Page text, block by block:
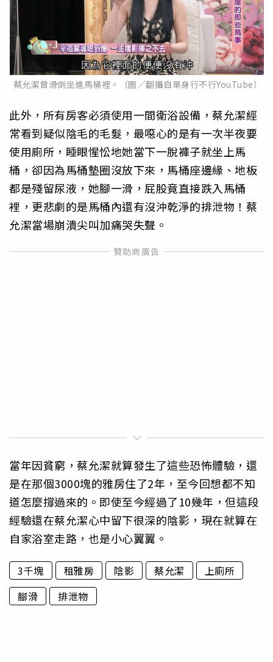
蔡允潔曾滑倒坐進馬桶裡。（圖／翻攝自單身行不行YouTube）
此外，所有房客必須使用一間衛浴設備，蔡允潔經
常看到疑似陰毛的毛髮，最噁心的是有一次半夜要
使用廁所，睡眼惺忪地她當下一脫褲子就坐上馬
桶，卻因為馬桶墊圈沒放下來，馬桶座邊緣、地板
都是殘留尿液，她腳一滑，屁股竟直接跌入馬桶
裡，更悲劇的是馬桶內還有沒沖乾淨的排泄物！蔡
允潔當場崩潰尖叫加痛哭失聲。
當年因貧窮，蔡允潔就算發生了這些恐怖體驗，還
是在那個3000塊的雅房住了2年，至今回想都不知
道怎麼撐過來的。即使至今經過了10幾年，但這段
經驗還在蔡允潔心中留下很深的陰影，現在就算在
自家浴室走路，也是小心翼翼。
3千塊 租雅房 陰影 蔡允潔
上廁所
腳滑
排泄物